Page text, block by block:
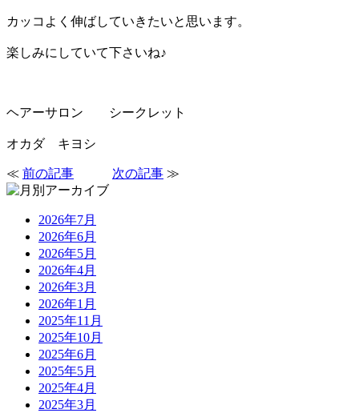
カッコよく伸ばしていきたいと思います。
楽しみにしていて下さいね♪
ヘアーサロン シークレット
オカダ キヨシ
≪ 前の記事 次の記事 ≫
2026年7月
2026年6月
2026年5月
2026年4月
2026年3月
2026年1月
2025年11月
2025年10月
2025年6月
2025年5月
2025年4月
2025年3月